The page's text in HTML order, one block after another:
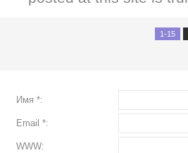
1-15
Имя *:
Email *:
WWW: